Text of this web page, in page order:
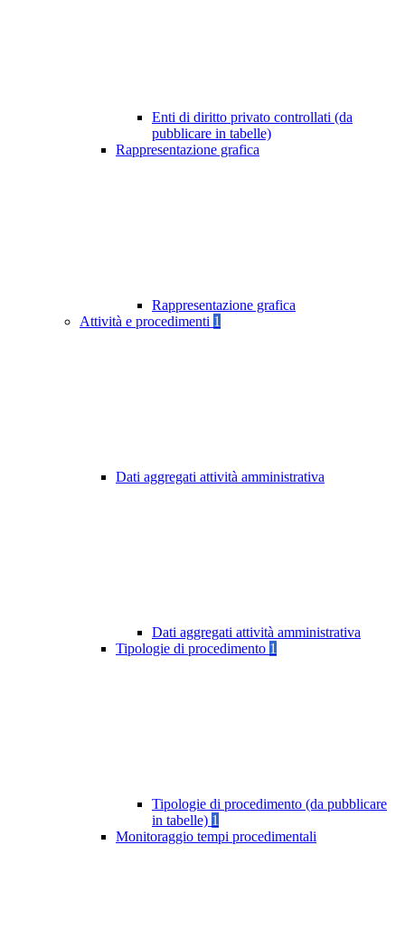
Enti di diritto privato controllati (da
pubblicare in tabelle)
Rappresentazione grafica
Rappresentazione grafica
Attività e procedimenti 1
Dati aggregati attività amministrativa
Dati aggregati attività amministrativa
Tipologie di procedimento 1
Tipologie di procedimento (da pubblicare
in tabelle) 1
Monitoraggio tempi procedimentali